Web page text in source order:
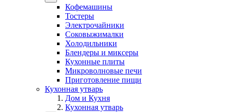
Кофемашины
Тостеры
Электрочайники
Соковыжималки
Холодильники
Блендеры и миксеры
Кухонные плиты
Микроволновые печи
Приготовление пищи
Кухонная утварь
Дом и Кухня
Кухонная утварь